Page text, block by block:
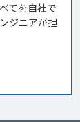
てを自社で
ジニアが担